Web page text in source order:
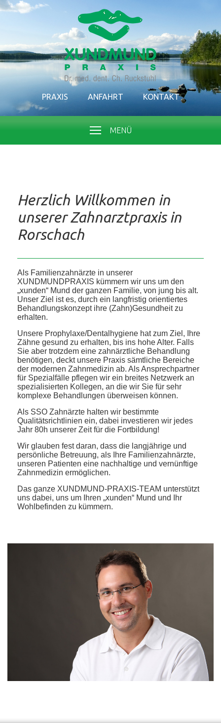
PRAXIS ANFAHRT KONTAKT
MENÜ
Herzlich Willkommen in
unserer Zahnarztpraxis in
Rorschach
Als Familienzahnärzte in unserer
XUNDMUNDPRAXIS kümmern wir uns um den
„xunden“ Mund der ganzen Familie, von jung bis alt.
Unser Ziel ist es, durch ein langfristig orientiertes
Behandlungskonzept ihre (Zahn)Gesundheit zu
erhalten.
Unsere Prophylaxe/Dentalhygiene hat zum Ziel, Ihre
Zähne gesund zu erhalten, bis ins hohe Alter. Falls
Sie aber trotzdem eine zahnärztliche Behandlung
benötigen, deckt unsere Praxis sämtliche Bereiche
der modernen Zahnmedizin ab. Als Ansprechpartner
für Spezialfälle pflegen wir ein breites Netzwerk an
spezialisierten Kollegen, an die wir Sie für sehr
komplexe Behandlungen überweisen können.
Als SSO Zahnärzte halten wir bestimmte
Qualitätsrichtlinien ein, dabei investieren wir jedes
Jahr 80h unserer Zeit für die Fortbildung!
Wir glauben fest daran, dass die langjährige und
persönliche Betreuung, als Ihre Familienzahnärzte,
unseren Patienten eine nachhaltige und vernünftige
Zahnmedizin ermöglichen.
Das ganze XUNDMUND-PRAXIS-TEAM unterstützt
uns dabei, uns um Ihren „xunden“ Mund und Ihr
Wohlbefinden zu kümmern.